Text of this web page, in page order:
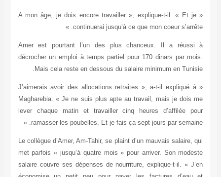
« A mon âge, je dois encore travailler »,
continuerai jusqu’à ce que
Amer est pourtant l’un des plus
décrocher un emploi à temps partiel pour
Mais cela reste en dessous du salaire
« J’aimerais avoir des allocations retraites »,
Magharebia. « Je ne suis plus apte au
lever chaque matin et travailler cinq
ramasser les poubelles. Et je fais ça sept
Le collègue d’Amer, Am-Tahir, se plaint d’un
met parfois « jusqu’à quatre mois » pour
salaire couvre ses dépenses de nourriture,